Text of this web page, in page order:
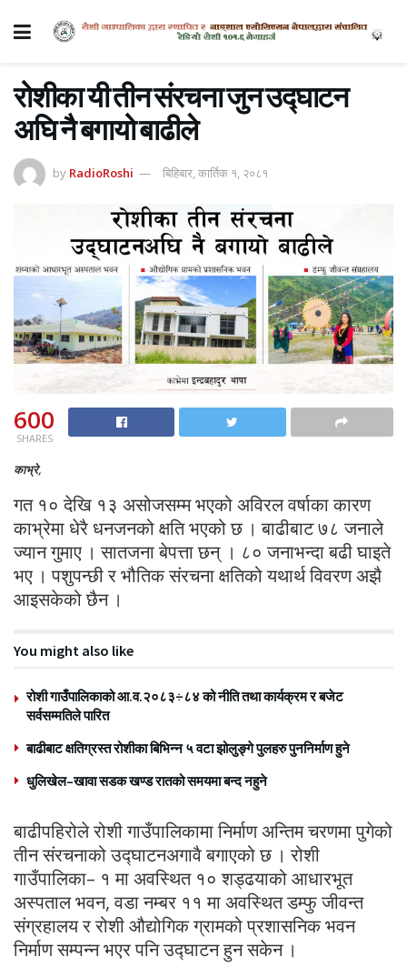
रोशीका यी तीन संरचना जुन उद्घाटन
अघि नै बगायो बाढीले
by RadioRoshi बिहिबार, कार्तिक १, २०८१
600
SHARES
काभ्रे,
गत १० देखि १३ असोजसम्म भएको अविरल वर्षाका कारण
काभ्रेमा धेरै धनजनको क्षति भएको छ । बाढीबाट ७८ जनाले
ज्यान गुमाए । सातजना बेपत्ता छन् । ८० जनाभन्दा बढी घाइते
भए । पशुपन्छी र भौतिक संरचना क्षतिको यथार्थ विवरण अझै
आइसकेको छैन ।
You might also like
रोशी गाउँपालिकाको आ.व.२०८३÷८४ को नीति तथा कार्यक्रम र बजेट
सर्वसम्मतिले पारित
बाढीबाट क्षतिग्रस्त रोशीका बिभिन्न ५ वटा झोलुङ्गे पुलहरु पुननिर्माण हुने
धुलिखेल–खावा सडक खण्ड रातको समयमा बन्द नहुने
बाढीपहिरोले रोशी गाउँपालिकामा निर्माण अन्तिम चरणमा पुगेको
तीन संरचनाको उद्घाटनअगावै बगाएको छ । रोशी
गाउँपालिका– १ मा अवस्थित १० शड्ढयाको आधारभूत
अस्पताल भवन, वडा नम्बर ११ मा अवस्थित डम्फु जीवन्त
संग्रहालय र रोशी औद्योगिक ग्रामको प्रशासनिक भवन
निर्माण सम्पन्न भएर पनि उद्घाटन हुन सकेन ।